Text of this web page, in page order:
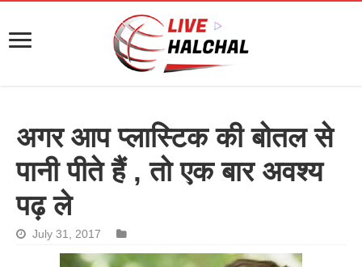
अगर आप प्लास्टिक की बोतल से
पानी पीते हैं , तो एक बार अवश्य
पढ़ ले
July 31, 2017